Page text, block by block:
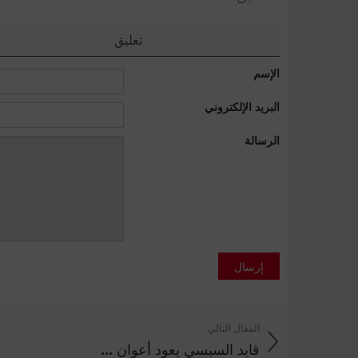
تعليق
الإسم
البريد الإلكتروني
الرسالة
إرسال
المقال التالي
قايد السبسي يعود أعوان ...